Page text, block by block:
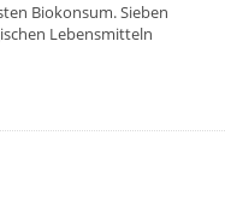
Biokonsum. Sieben
Lebensmitteln